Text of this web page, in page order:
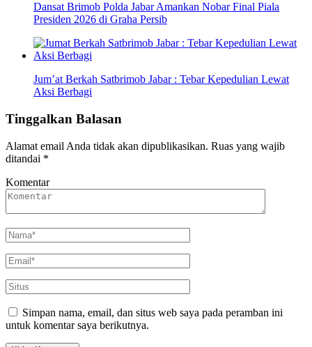
Dansat Brimob Polda Jabar Amankan Nobar Final Piala
Presiden 2026 di Graha Persib
Jum’at Berkah Satbrimob Jabar : Tebar Kepedulian Lewat
Aksi Berbagi
Tinggalkan Balasan
Alamat email Anda tidak akan dipublikasikan. Ruas yang wajib
ditandai *
Komentar
Simpan nama, email, dan situs web saya pada peramban ini
untuk komentar saya berikutnya.